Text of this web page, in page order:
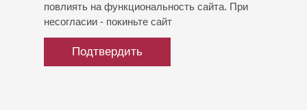
повлиять на функциональность сайта. При
несогласии - покиньте сайт
Подтвердить